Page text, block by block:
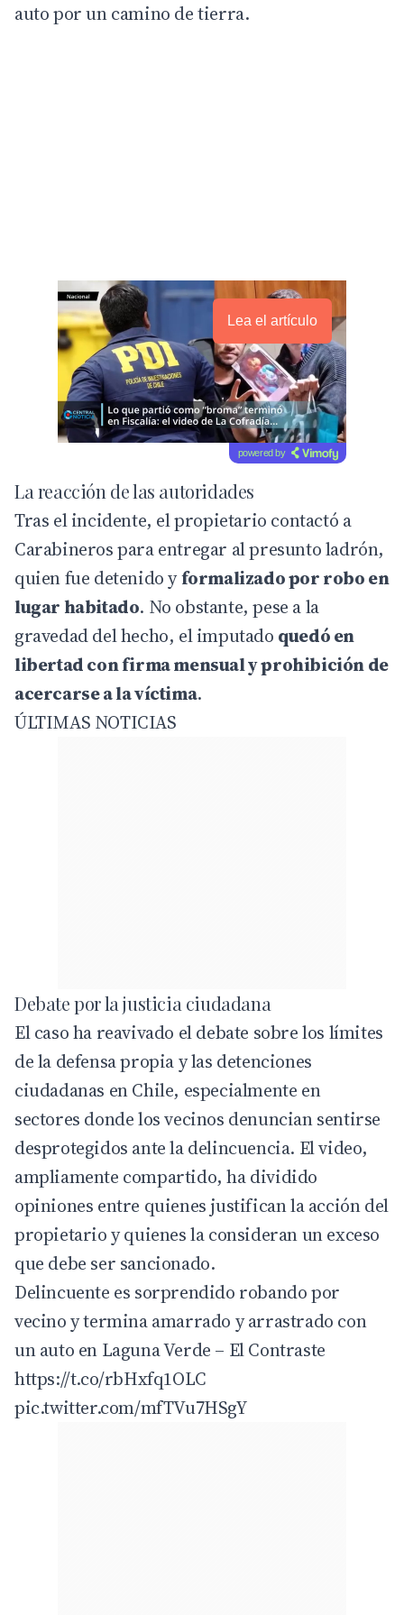
auto por un camino de tierra.
Lea el artículo
powered by
La reacción de las autoridades
Tras el incidente, el propietario contactó a
Carabinerospara entregar al presunto ladrón,
quien fue detenido yformalizado por robo en
lugar habitado. No obstante, pese a la
gravedad del hecho, el imputado quedó en
libertad con firma mensual y prohibición de
acercarse a la víctima.
ÚLTIMAS NOTICIAS
Debate por la justicia ciudadana
El caso ha reavivado el debate sobre los límites
de la defensa propia y las detenciones
ciudadanas en Chile, especialmente en
sectores donde los vecinos denuncian sentirse
desprotegidos ante la delincuencia. El video,
ampliamente compartido, ha dividido
opiniones entre quienes justifican la acción del
propietario y quienes la consideran un exceso
que debe ser sancionado.
Delincuente es sorprendido robando por
vecino y termina amarrado y arrastrado con
un auto en Laguna Verde – El Contraste
https://t.co/rbHxfq1OLC
pic.twitter.com/mfTVu7HSgY